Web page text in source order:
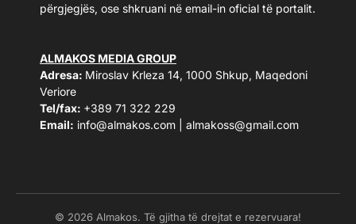
përgjegjës, ose shkruani në email-in oficial të portalit.
ALMAKOS MEDIA GROUP
Adresa: Miroslav Krleza 14, 1000 Shkup, Maqedoni
Veriore
Tel/fax: +389 71 322 229
Email: info@almakos.com almakoss@gmail.com
© 2026 Almakos. Të gjitha të drejtat e rezervuara!